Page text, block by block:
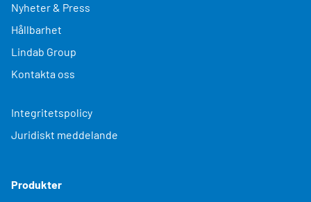
Nyheter & Press
Hållbarhet
Lindab Group
Kontakta oss
Integritetspolicy
Juridiskt meddelande
Produkter